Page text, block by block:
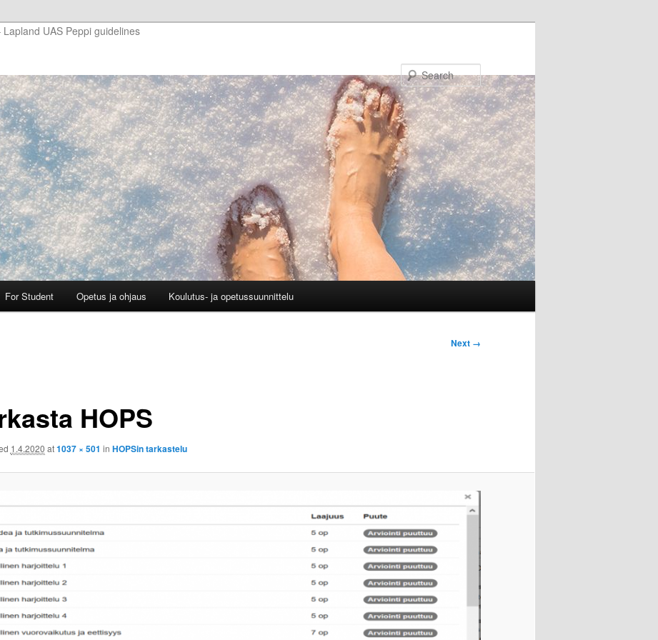
UAS Peppi guidelines
Search
For Student Opetus ja ohjaus Koulutus- ja opetussuunnittelu
Next →
HOPS
1.4.2020 at1037 × 501 in HOPSin tarkastelu